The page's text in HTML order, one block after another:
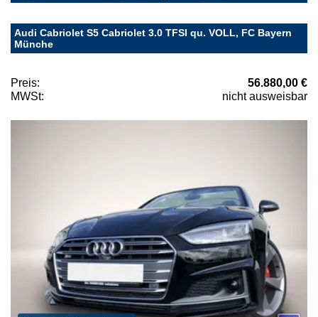
Audi Cabriolet S5 Cabriolet 3.0 TFSI qu. VOLL, FC Bayern
Münche
Preis:
56.880,00 €
MWSt:
nicht ausweisbar